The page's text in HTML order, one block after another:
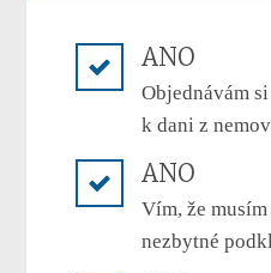
ANO
Objednávám
k dani z
ANO
Vím, že
nezbytné